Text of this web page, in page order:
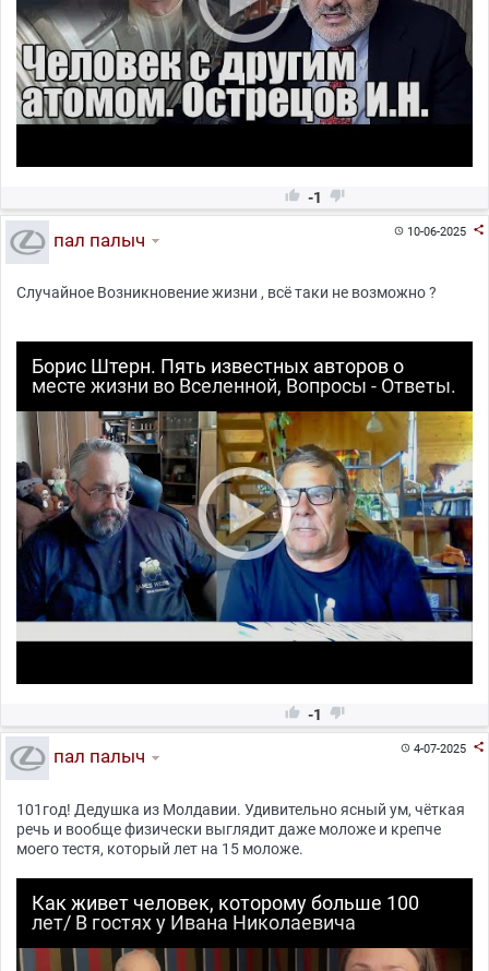
 -1 
10-06-2025 
пал палыч
Случайное Возникновение жизни , всё таки не возможно ?
Борис Штерн. Пять известных авторов о
месте жизни во Вселенной, Вопросы - Ответы.
 -1 
4-07-2025 
пал палыч
101год! Дедушка из Молдавии. Удивительно ясный ум, чёткая
речь и вообще физически выглядит даже моложе и крепче
моего тестя, который лет на 15 моложе.
Как живет человек, которому больше 100
лет/ В гостях у Ивана Николаевича